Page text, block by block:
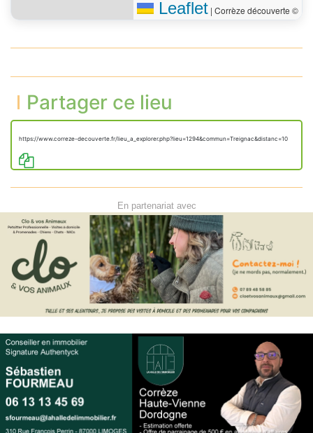
Leaflet | Corrèze découverte ©
Partager ce lieu
https://www.correze-decouverte.fr/lieu_a_explorer.php?lieu=1294&commun=Treignac&distanc=10
En partenariat avec